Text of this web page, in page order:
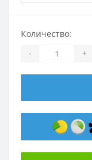
Количество:
- +